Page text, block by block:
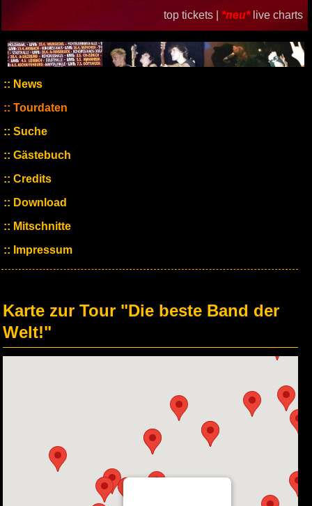
top tickets | *neu* live charts
News
Tourdaten
Suche
Gästebuch
Credits
Download
Mitschnitte
Impressum
Karte zur Tour "Die beste Band der
Welt!"